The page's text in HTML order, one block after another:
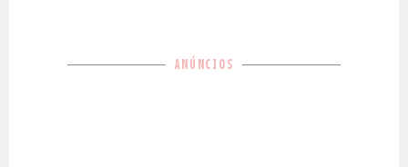
ANÚNCIOS